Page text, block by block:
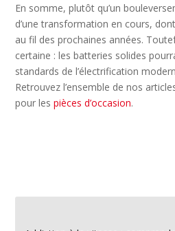
En somme, plutôt qu’un
d’une transformation en cours,
au fil des prochaines années.
certaine : les batteries solides
standards de l’électrification
Retrouvez l’ensemble de nos
pour lespièces d’occasion.